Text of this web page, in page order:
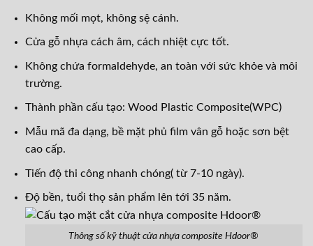
Không mối mọt, không sệ cánh.
Cửa gỗ nhựa cách âm, cách nhiệt cực tốt.
Không chứa formaldehyde, an toàn với sức khỏe và môi
trường.
Thành phần cấu tạo: Wood Plastic Composite(WPC)
Mẫu mã đa dạng, bề mặt phủ film vân gỗ hoặc sơn bệt
cao cấp.
Tiến độ thi công nhanh chóng( từ 7-10 ngày).
Độ bền, tuổi thọ sản phẩm lên tới 35 năm.
Thông số kỹ thuật cửa nhựa composite Hdoor®